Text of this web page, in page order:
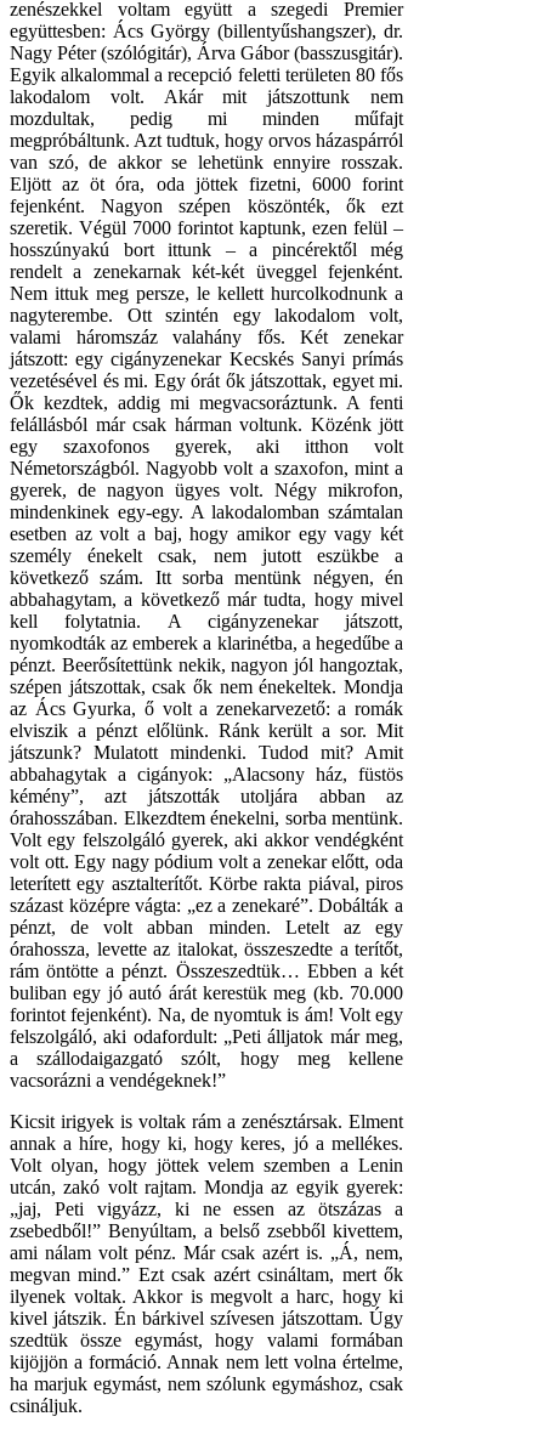
zenészekkel voltam együtt a szegedi Premier
együttesben: Ács György (billentyűshangszer), dr.
Nagy Péter (szólógitár), Árva Gábor (basszusgitár).
Egyik alkalommal a recepció feletti területen 80 fős
lakodalom volt. Akár mit játszottunk nem
mozdultak, pedig mi minden műfajt
megpróbáltunk. Azt tudtuk, hogy orvos házaspárról
van szó, de akkor se lehetünk ennyire rosszak.
Eljött az öt óra, oda jöttek fizetni, 6000 forint
fejenként. Nagyon szépen köszönték, ők ezt
szeretik. Végül 7000 forintot kaptunk, ezen felül –
hosszúnyakú bort ittunk – a pincérektől még
rendelt a zenekarnak két-két üveggel fejenként.
Nem ittuk meg persze, le kellett hurcolkodnunk a
nagyterembe. Ott szintén egy lakodalom volt,
valami háromszáz valahány fős. Két zenekar
játszott: egy cigányzenekar Kecskés Sanyi prímás
vezetésével és mi. Egy órát ők játszottak, egyet mi.
Ők kezdtek, addig mi megvacsoráztunk. A fenti
felállásból már csak hárman voltunk. Közénk jött
egy szaxofonos gyerek, aki itthon volt
Németországból. Nagyobb volt a szaxofon, mint a
gyerek, de nagyon ügyes volt. Négy mikrofon,
mindenkinek egy-egy. A lakodalomban számtalan
esetben az volt a baj, hogy amikor egy vagy két
személy énekelt csak, nem jutott eszükbe a
következő szám. Itt sorba mentünk négyen, én
abbahagytam, a következő már tudta, hogy mivel
kell folytatnia. A cigányzenekar játszott,
nyomkodták az emberek a klarinétba, a hegedűbe a
pénzt. Beerősítettünk nekik, nagyon jól hangoztak,
szépen játszottak, csak ők nem énekeltek. Mondja
az Ács Gyurka, ő volt a zenekarvezető: a romák
elviszik a pénzt előlünk. Ránk került a sor. Mit
játszunk? Mulatott mindenki. Tudod mit? Amit
abbahagytak a cigányok: „Alacsony ház, füstös
kémény”, azt játszották utoljára abban az
órahosszában. Elkezdtem énekelni, sorba mentünk.
Volt egy felszolgáló gyerek, aki akkor vendégként
volt ott. Egy nagy pódium volt a zenekar előtt, oda
leterített egy asztalterítőt. Körbe rakta piával, piros
százast középre vágta: „ez a zenekaré”. Dobálták a
pénzt, de volt abban minden. Letelt az egy
órahossza, levette az italokat, összeszedte a terítőt,
rám öntötte a pénzt. Összeszedtük… Ebben a két
buliban egy jó autó árát kerestük meg (kb. 70.000
forintot fejenként). Na, de nyomtuk is ám! Volt egy
felszolgáló, aki odafordult: „Peti álljatok már meg,
a szállodaigazgató szólt, hogy meg kellene
vacsorázni a vendégeknek!”
Kicsit irigyek is voltak rám a zenésztársak. Elment
annak a híre, hogy ki, hogy keres, jó a mellékes.
Volt olyan, hogy jöttek velem szemben a Lenin
utcán, zakó volt rajtam. Mondja az egyik gyerek:
„jaj, Peti vigyázz, ki ne essen az ötszázas a
zsebedből!” Benyúltam, a belső zsebből kivettem,
ami nálam volt pénz. Már csak azért is. „Á, nem,
megvan mind.” Ezt csak azért csináltam, mert ők
ilyenek voltak. Akkor is megvolt a harc, hogy ki
kivel játszik. Én bárkivel szívesen játszottam. Úgy
szedtük össze egymást, hogy valami formában
kijöjjön a formáció. Annak nem lett volna értelme,
ha marjuk egymást, nem szólunk egymáshoz, csak
csináljuk.